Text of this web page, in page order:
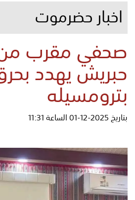
اخبار حضرموت
صحفي مقرب
حبريش يهدد
بترومسيله
بتاريخ 2025-12-01 الساعة 11:31